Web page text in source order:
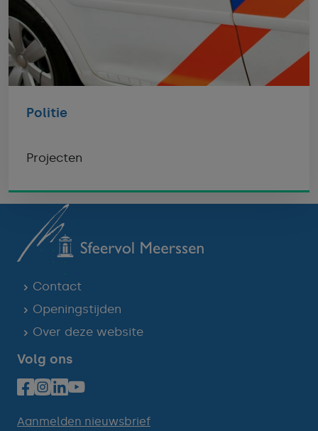
Politie
Projecten
Contact
Openingstijden
Over deze website
Volg ons
Aanmelden nieuwsbrief